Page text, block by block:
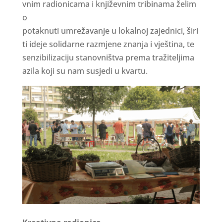
vnim radionicama i književnim tribinama želim
o
potaknuti umrežavanjeu lokalnoj zajednici, širi
ti idejesolidarne razmjeneznanja i vještina, te
senzibilizaciju stanovništva prema tražiteljima
azila koji su nam susjedi u kvartu.